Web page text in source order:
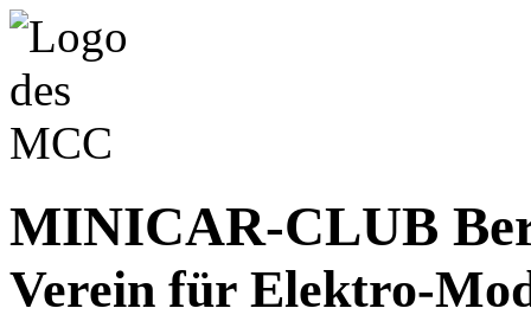
MINICAR-CLUB
Verein für Elektro-